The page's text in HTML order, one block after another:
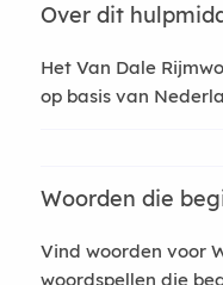
Over dit
Het Van Dale
op basis van
Woorden die
Vind woorden voor
woordspellen die